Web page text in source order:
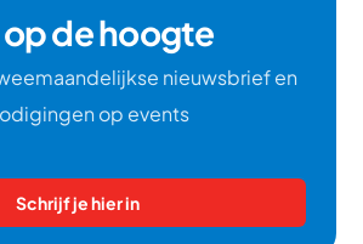
de hoogte
nieuwsbrief en
op events
Schrijf je hier in